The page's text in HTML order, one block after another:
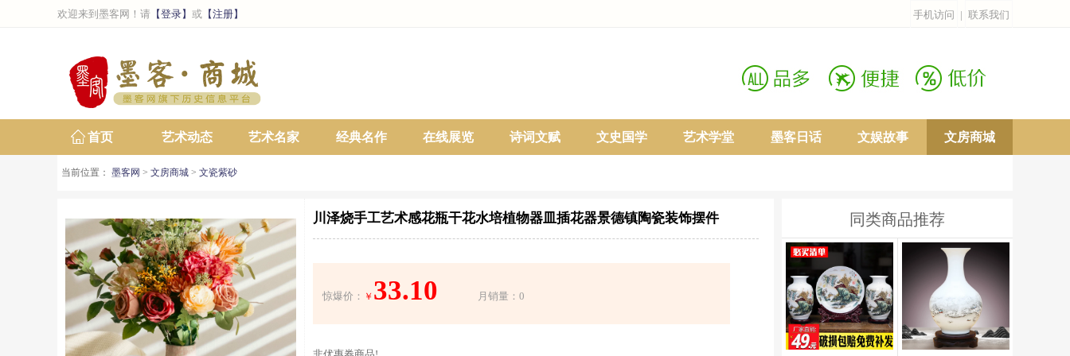
欢迎来到墨客网！请 【登录】 或 【注册】 手机访问 | 联系我们
首页 艺术动态 艺术名家 经典名作 在线展览 诗词文赋 文史国学 艺术学堂 墨客日话 文娱故事 文房商城
当前位置： 墨客网 > 文房商城 > 文瓷紫砂
川泽烧手工艺术感花瓶干花水培植物器皿插花器景德镇陶瓷装饰摆件
惊爆价： ￥ 33.10 月销量：0
同类商品推荐